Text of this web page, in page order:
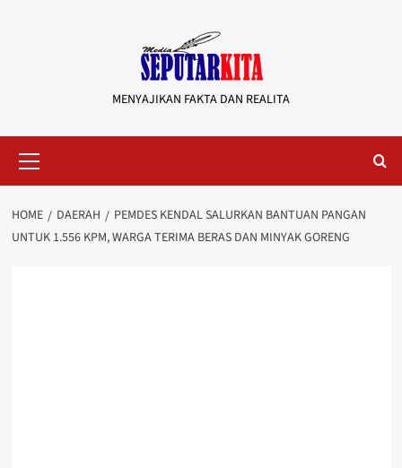
MENYAJIKAN FAKTA DAN REALITA
Menu
HOME DAERAH
PEMDES KENDAL SALURKAN BANTUAN PANGAN
UNTUK 1.556 KPM, WARGA TERIMA BERAS DAN MINYAK GORENG